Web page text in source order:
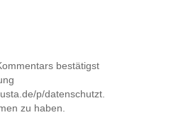
bestätigst
p/datenschutzt.
zu haben.